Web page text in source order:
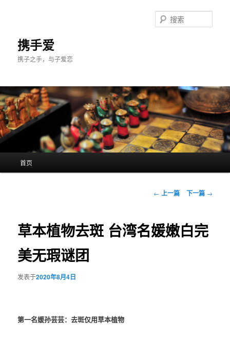
携手爱
携子之手，与子爱恋
索
首页
文
航
← 上一篇 下一篇 →
草本植物去斑 台湾名媛嫩白完
美无瑕谜团
发表于2020年8月4日
第一名媛孙芸芸：去斑仅用草本植物